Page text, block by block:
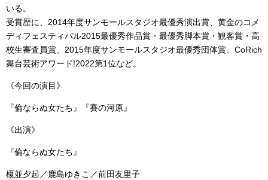
いる。
受賞歴に、2014年度サンモールスタジオ最優秀演出賞、黄金のコメ
ディフェスティバル2015最優秀作品賞・最優秀脚本賞・観客賞・高
校生審査員賞、2015年度サンモールスタジオ最優秀団体賞、CoRich
舞台芸術アワード!2022第1位など。
《今回の演目》
『倫ならぬ女たち』『賽の河原』
《出演》
『倫ならぬ女たち』
榎並夕起／鹿島ゆきこ／前田友里子